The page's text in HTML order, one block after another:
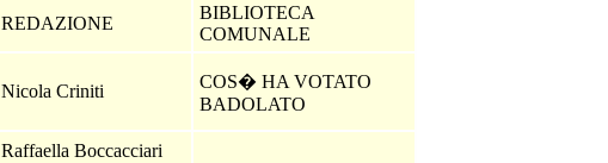
REDAZIONE
BIBLIOTECA
COMUNALE
Nicola Criniti
COS� HA VOTATO
BADOLATO
Raffaella Boccacciari